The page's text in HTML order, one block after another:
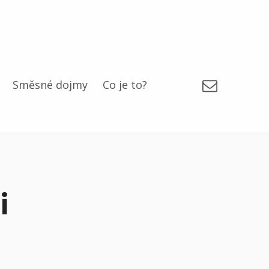
Směsné dojmy Co je to?